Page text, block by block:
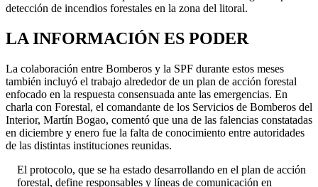
detección de incendios forestales en la zona del litoral.
LA INFORMACIÓN ES PODER
La colaboración entre Bomberos y la SPF durante estos meses
también incluyó el trabajo alrededor de un plan de acción forestal
enfocado en la respuesta consensuada ante las emergencias. En
charla con Forestal, el comandante de los Servicios de Bomberos del
Interior, Martín Bogao, comentó que una de las falencias constatadas
en diciembre y enero fue la falta de conocimiento entre autoridades
de las distintas instituciones reunidas.
El protocolo, que se ha estado desarrollando en el plan de acción
forestal, define responsables y líneas de comunicación en